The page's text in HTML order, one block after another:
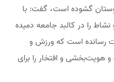
گشوده است، گفت: با
را در کالبد جامعه دمیده
رسانده است که ورزش و
هویت‌بخشی و افتخار را برای